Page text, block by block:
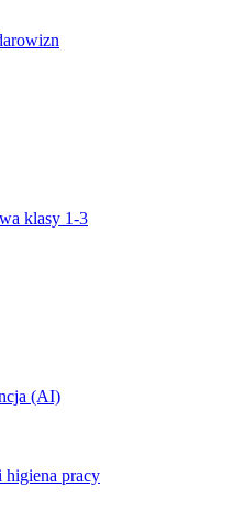
klasy 1-3
(AI)
higiena pracy